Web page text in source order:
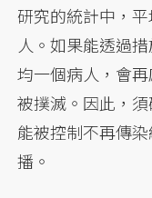
研究的統計中，
人。如果能透過
均一個病人，會
被撲滅。因此，
能被控制不再傳
播。